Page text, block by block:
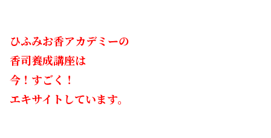
ひふみお香アカデミーの
香司養成講座は
今！すごく！
エキサイトしています。